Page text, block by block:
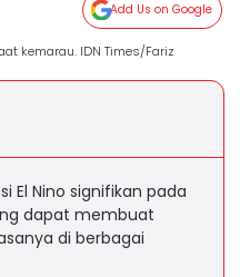
Add Us on Google
kemarau. IDN Times/Fariz
El Nino signifikan pada
dapat membuat
di berbagai